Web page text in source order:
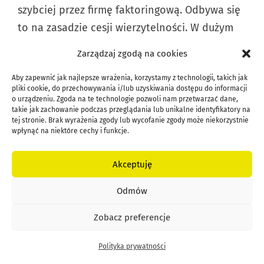
Zarządzaj zgodą na cookies
Aby zapewnić jak najlepsze wrażenia, korzystamy z technologii, takich jak
pliki cookie, do przechowywania i/lub uzyskiwania dostępu do informacji
o urządzeniu. Zgoda na te technologie pozwoli nam przetwarzać dane,
takie jak zachowanie podczas przeglądania lub unikalne identyfikatory na
tej stronie. Brak wyrażenia zgody lub wycofanie zgody może niekorzystnie
wpłynąć na niektóre cechy i funkcje.
Akceptuję
Odmów
Zobacz preferencje
Polityka prywatności
niewystarczające dla firm z dużymi kontraktami
szybciej przez firmę faktoringową. Odbywa się
to na zasadzie cesji wierzytelności. W dużym
Wówczas to nabywca nazywany faktorem
otrzyma należność od Twojego dłużnika. To
prosty sposób, aby zmienić
nieprzeterminowane i nierozliczone jeszcze
faktury na gotówkę. Faktoring pełny (bez
regresu) jest o tyle korzystny, że faktor bierze